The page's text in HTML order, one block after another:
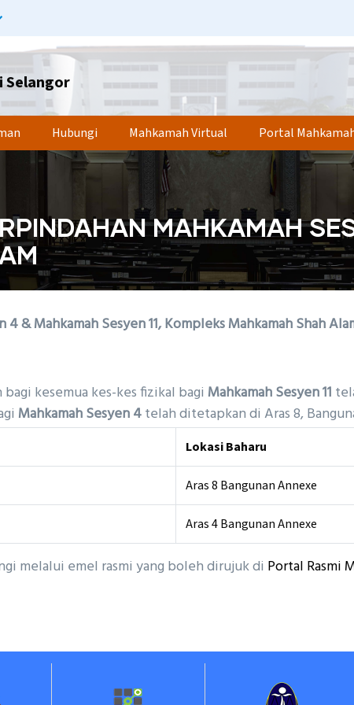
Selangor
Hubungi Mahkamah Virtual Portal
MAHKAMAH
4 & Mahkamah Sesyen 11, Kompleks Mahkamah Shah
kesemua kes-kes fizikal bagi Mahkamah Sesyen 11
Mahkamah Sesyen 4telah ditetapkan di Aras 8,
Lokasi Baharu
Aras 8 Bangunan Annexe
Aras 4 Bangunan Annexe
melalui emel rasmi yang boleh dirujuk di Portal Rasmi